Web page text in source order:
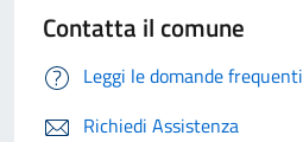
Contatta il comune
Leggi le domande frequenti
Richiedi Assistenza